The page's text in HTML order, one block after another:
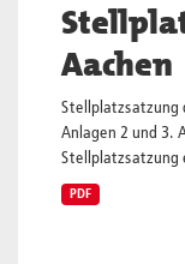
Aachen
Stellplatzsatzung
Anlagen 2 und 3.
Stellplatzsatzung
PDF